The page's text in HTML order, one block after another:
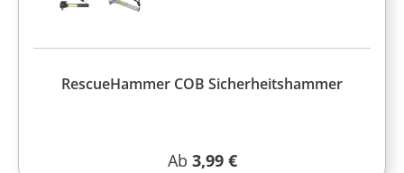
RescueHammer COB Sicherheitshammer
Regulärer Preis:
Ab 3,99 €